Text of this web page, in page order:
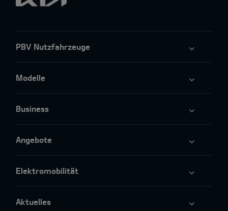
PBV Nutzfahrzeuge
Modelle
Business
Angebote
Elektromobilität
Aktuelles